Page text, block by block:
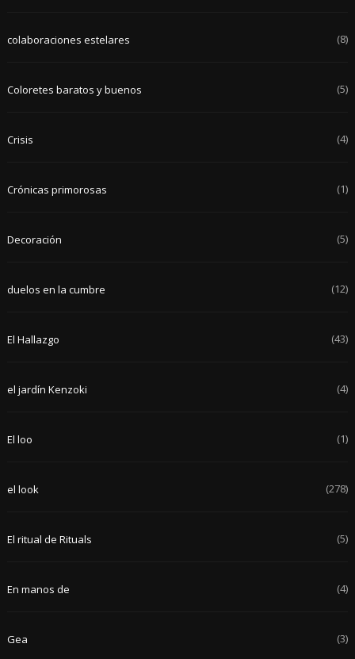
colaboraciones estelares (8)
Coloretes baratos y buenos (5)
Crisis (4)
Crónicas primorosas (1)
Decoración (5)
duelos en la cumbre (12)
El Hallazgo (43)
el jardín Kenzoki (4)
El loo (1)
el look (278)
El ritual de Rituals (5)
En manos de (4)
Gea (3)